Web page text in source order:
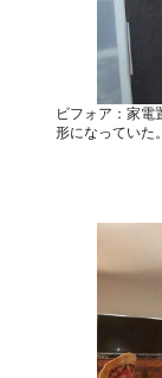
ビフォア：家電
形になっていた。